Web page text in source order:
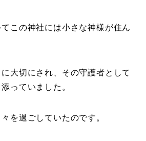
この神社には小さな神様が住ん
大切にされ、その守護者として
っていました。
を過ごしていたのです。